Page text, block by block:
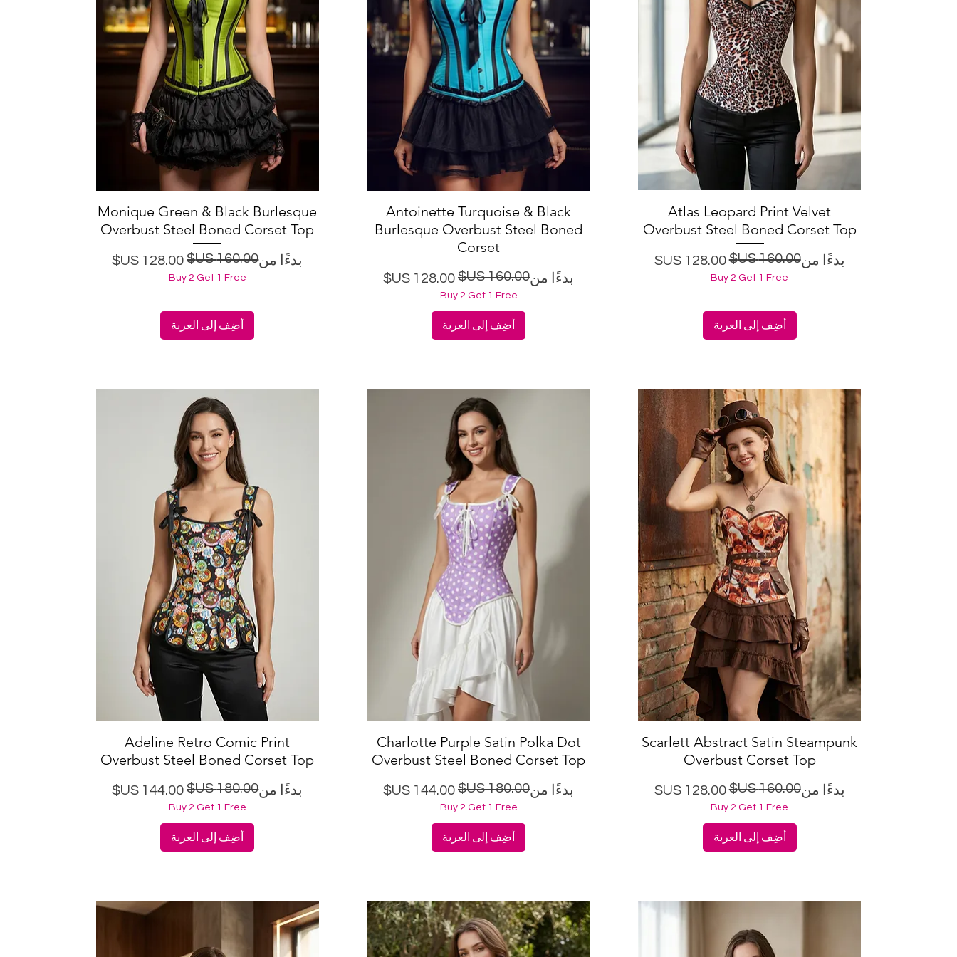
العرض السريع
Atlas Leopard Print Velvet
Overbust Steel Boned Corset Top
بدءًا من
سعر عادي
‏160.00 US$
‏128.00 US$ سعر البيع
Buy 2 Get 1 Free
أضِف إلى العربة
العرض السريع
Antoinette Turquoise & Black
Burlesque Overbust Steel Boned
Corset
بدءًا من
سعر عادي
سعر البيع
Buy 2 Get 1 Free
أضِف إلى العربة
العرض السريع
Monique Green & Black Burlesque
Overbust Steel Boned Corset Top
بدءًا من
سعر عادي
‏160.00 US$
سعر البيع
Buy 2 Get 1 Free
أضِف إلى العربة
العرض السريع
Scarlett Abstract Satin Steampunk
Overbust Corset Top
بدءًا من
سعر عادي
‏160.00 US$
‏128.00 US$ سعر البيع
Buy 2 Get 1 Free
أضِف إلى العربة
العرض السريع
Charlotte Purple Satin Polka Dot
Overbust Steel Boned Corset Top
بدءًا من
سعر عادي
سعر البيع
Buy 2 Get 1 Free
أضِف إلى العربة
العرض السريع
Adeline Retro Comic Print
Overbust Steel Boned Corset Top
بدءًا من
سعر عادي
‏180.00 US$
سعر البيع
Buy 2 Get 1 Free
أضِف إلى العربة